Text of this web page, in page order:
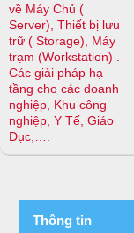
memory speed
supported is
2666 MT/s
Memory Type
UDIMM
Memory
4 DDR4 DIMM
slot
về Máy Chủ (
Server), Thiết bị lưu
trữ ( Storage), Máy
trạm (Workstation) .
Các giải pháp hạ
tầng cho các doanh
nghiệp, Khu công
nghiệp, Y Tế, Giáo
Dục,….
Thông tin